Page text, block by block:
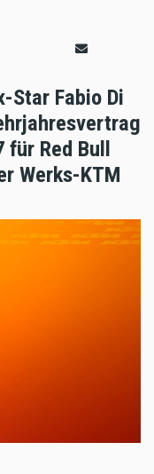
Star Fabio Di
für Red Bull
Werks-KTM